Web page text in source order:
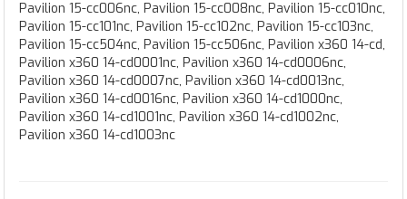
Pavilion 15-cc006nc, Pavilion 15-cc008nc, Pavilion 15-cc010nc,
Pavilion 15-cc101nc, Pavilion 15-cc102nc, Pavilion 15-cc103nc,
Pavilion 15-cc504nc, Pavilion 15-cc506nc, Pavilion x360 14-cd,
Pavilion x360 14-cd0001nc, Pavilion x360 14-cd0006nc,
Pavilion x360 14-cd0007nc, Pavilion x360 14-cd0013nc,
Pavilion x360 14-cd0016nc, Pavilion x360 14-cd1000nc,
Pavilion x360 14-cd1001nc, Pavilion x360 14-cd1002nc,
Pavilion x360 14-cd1003nc